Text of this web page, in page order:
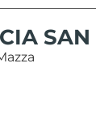
SAN